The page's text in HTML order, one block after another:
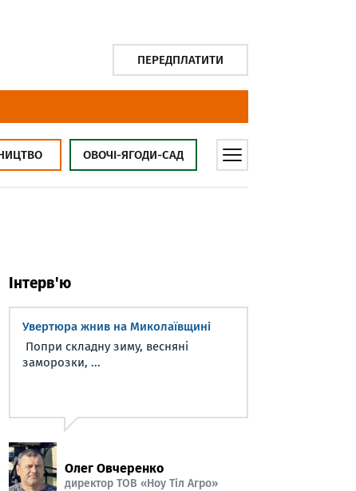
ПЕРЕДПЛАТИТИ
ОВОЧІ-ЯГОДИ-САД
Інтерв'ю
Увертюра жнив на Миколаївщині
Попри складну зиму, весняні
заморозки, ...
Олег Овчеренко
директор ТОВ «Ноу Тіл Агро»